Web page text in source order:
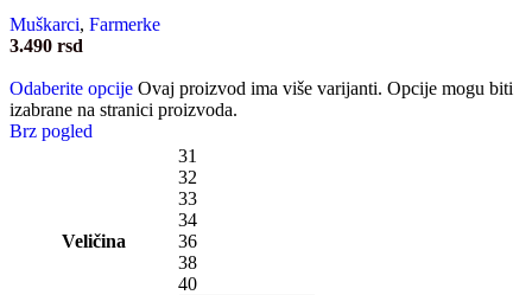
Muškarci, Farmerke
3.490 rsd
Odaberite opcije Ovaj proizvod ima više varijanti. Opcije mogu biti
izabrane na stranici proizvoda.
Brz pogled
Veličina
31
32
33
34
36
38
40